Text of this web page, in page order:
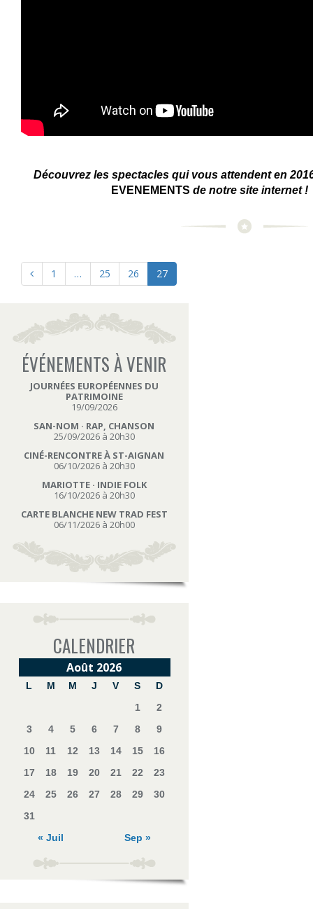
Découvrez les spectacles qui vous attendent en
EVENEMENTS de notre site internet !
1 … 25 26 27
ÉVÉNEMENTS À VENIR
JOURNÉES EUROPÉENNES DU
PATRIMOINE
19/09/2026
SAN-NOM · RAP, CHANSON
25/09/2026 à 20h30
CINÉ-RENCONTRE À ST-AIGNAN
06/10/2026 à 20h30
MARIOTTE · INDIE FOLK
16/10/2026 à 20h30
CARTE BLANCHE NEW TRAD FEST
06/11/2026 à 20h00
CALENDRIER
Août 2026
L M M J V S
D
1
2
3
4 5 6 7 8
9
10
11 12 13 14 15
16
17
18 19 20 21 22
23
24
25 26 27 28 29
30
31
« Juil
Sep »